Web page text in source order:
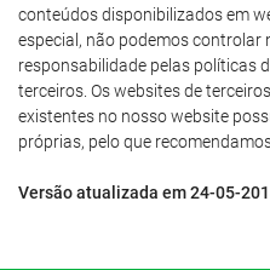
conteúdos disponibilizados em
especial, não podemos controlar
responsabilidade pelas políticas
terceiros. Os websites de
existentes no nosso website
próprias, pelo que
Versão atualizada em 24-05-